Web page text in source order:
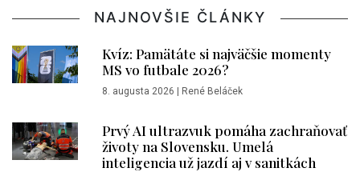
NAJNOVŠIE ČLÁNKY
Kvíz: Pamätáte si najväčšie momenty
MS vo futbale 2026?
8. augusta 2026 René Beláček
Prvý AI ultrazvuk pomáha zachraňovať
životy na Slovensku. Umelá
inteligencia už jazdí aj v sanitkách